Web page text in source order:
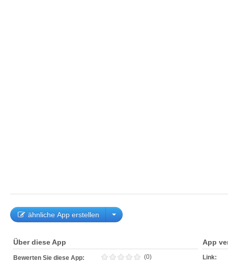
ähnliche App erstellen
Über diese App
Bewerten Sie diese App: (0)
App
Link: